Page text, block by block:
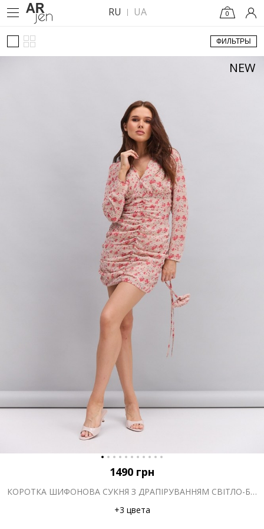
RU UA 0
ФИЛЬТРЫ
NEW
1490 грн
КОРОТКА ШИФОНОВА СУКНЯ З ДРАПІРУВАННЯМ СВІТЛО-БЕЖЕВА З КВІТКОВИМ ПРИНТОМ
+3 цвета